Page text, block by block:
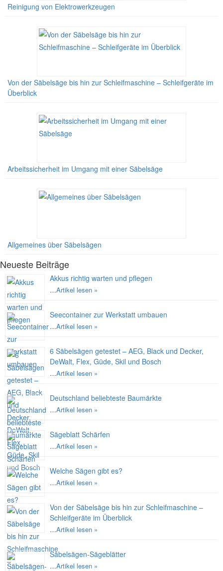
Reinigung von Elektrowerkzeugen
Von der Säbelsäge bis hin zur Schleifmaschine – Schleifgeräte im
Überblick
Arbeitssicherheit im Umgang mit einer Säbelsäge
Allgemeines über Säbelsägen
Neueste Beiträge
Akkus richtig warten und pflegen
…Artikel lesen »
Seecontainer zur Werkstatt umbauen
…Artikel lesen »
6 Säbelsägen getestet – AEG, Black und Decker,
DeWalt, Flex, Güde, Skil und Bosch
…Artikel lesen »
Deutschland beliebteste Baumärkte
…Artikel lesen »
Sägeblatt Schärfen
…Artikel lesen »
Welche Sägen gibt es?
…Artikel lesen »
Von der Säbelsäge bis hin zur Schleifmaschine –
Schleifgeräte im Überblick
…Artikel lesen »
Säbelsägen-Sägeblätter
…Artikel lesen »